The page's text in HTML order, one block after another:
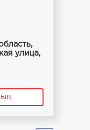
улица,